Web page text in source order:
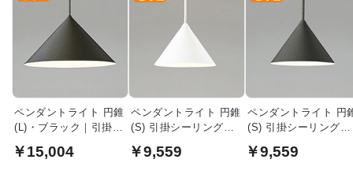
ペンダントライト 円錐
(L)・ブラック｜引掛シ
￥15,004
ペンダントライト 円錐
(S) 引掛シーリング式
￥9,559
ペンダントライト 円
(S) 引掛シーリング式
￥9,559